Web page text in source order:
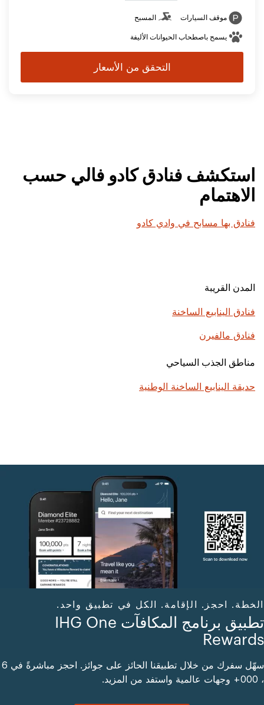
موقف السيارات المسبح
يسمح باصطحاب الحيوانات الأليفة
التحقق من الأسعار
استكشف فنادق كادو فالي حسب
الاهتمام
فنادق بها مسابح في وادي كادو
المدن القريبة
فنادق الينابيع الساخنة
فنادق مالفيرن
مناطق الجذب السياحي
حديقة الينابيع الساخنة الوطنية
الخطة. احجز. الإقامة. الكل في تطبيق واحد.
تطبيق برنامج المكافآت IHG One
Rewards
سهّل سفرك من خلال تطبيقنا الحائز على جوائز. احجز مباشرةً في 6
، 000+ وجهات عالمية واستفد من المزيد.